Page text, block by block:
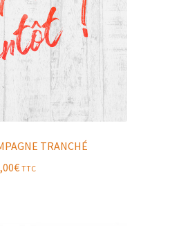
TRANCHÉ
€ TTC